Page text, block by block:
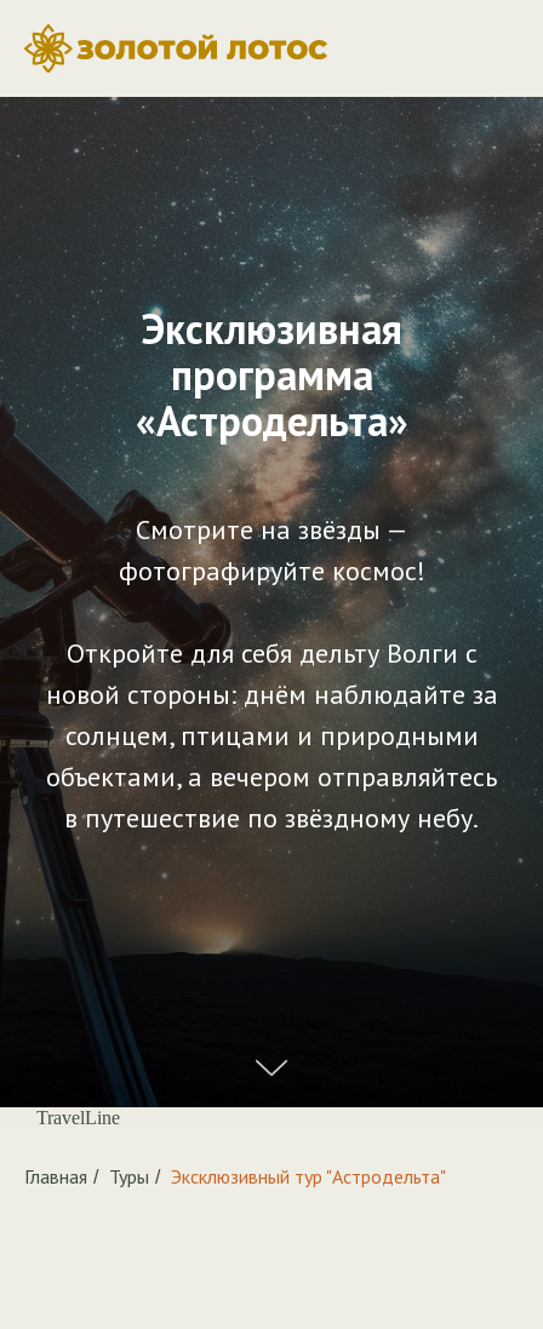
Эксклюзивная
программа
«Астродельта»
Смотрите на звёзды —
фотографируйте космос!
Откройте для себя дельту Волги с
новой стороны: днём наблюдайте за
солнцем, птицами и природными
объектами, а вечером отправляйтесь
в путешествие по звёздному небу.
TravelLine
Главная / Туры / Эксклюзивный тур "Астродельта"